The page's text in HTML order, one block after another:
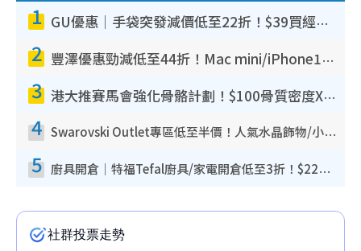
1 GU優惠｜手袋突發減價低至22折！$39買經典波士頓包/餃子袋！飾物同步減價$29起！
2 豐澤優惠勁減低至44折！Mac mini/iPhone17Pro大減價！廚房家電$220起
3 港大推賽馬會強化骨骼計劃！$100骨質密度X光檢查 完成免費運動訓練送超市禮券！附參加資格
4 Swarovski Outlet專區低至半價！人氣水晶飾物/小擺設$138起！迪士尼款/水晶高跟鞋都有平
5 廚具開倉｜特福Tefal廚具/家電開倉低至3折！$220起買平底鍋/炒鑊/湯煲！電飯煲/吸塵機/燙斗$418起